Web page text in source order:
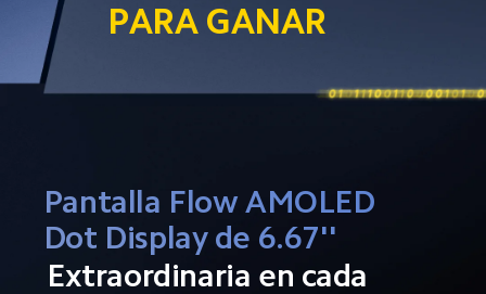
PARA GANAR
Pantalla Flow AMOLED
Dot Display de 6.67''
Extraordinaria en cada